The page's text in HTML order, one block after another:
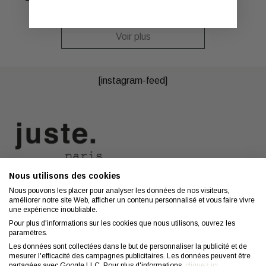
Nous utilisons des cookies
Nous pouvons les placer pour analyser les données de nos visiteurs,
améliorer notre site Web, afficher un contenu personnalisé et vous faire vivre
une expérience inoubliable.
Pour plus d'informations sur les cookies que nous utilisons, ouvrez les
paramètres.
Les données sont collectées dans le but de personnaliser la publicité et de
mesurer l'efficacité des campagnes publicitaires. Les données peuvent être
Voir plus
[instagram-feed]
Contact
Coiffeurs
Conseils
FAQ
Mentions légales
Confidentialité
CGV
Droit de retractation